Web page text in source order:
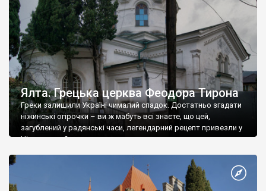
Ялта. Грецька церква Феодора Тирона
Греки залишили Україні чималий спадок. Достатньо згадати
ніжинські огірочки – ви ж мабуть всі знаєте, що цей,
загублений у радянські часи, легендарний рецепт привезли у
Ніжин греки?